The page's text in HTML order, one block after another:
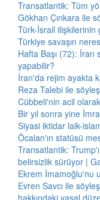
Transatlantik: Tüm
Gökhan Çınkara ile
Türk-İsrail ilişkilerinin
Türkiye savaşın
Hafta Başı (72): İran
yapabilir?
İran'da rejim ayakta
Reza Talebi ile
Cübbeli'nin acil
Bir yıl sonra yine
Siyasi iktidar laik-
Öcalan'ın statüsü
Transatlantik:
belirsizlik sürüyor |
Ekrem İmamoğlu'nu
Evren Savcı ile
hakkındaki yasal